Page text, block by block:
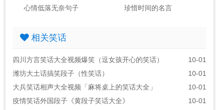
心情低落无奈句子
珍惜时间的名言
相关笑话
四川方言笑话大全视频爆笑（逗女孩开心的笑话）
10-01
潍坊大土话搞笑段子（性笑话）
10-01
大兵笑话相声大全视频「麻将桌上的笑话大全」
10-01
疫情笑话外国段子《黄段子笑话大全》
10-01